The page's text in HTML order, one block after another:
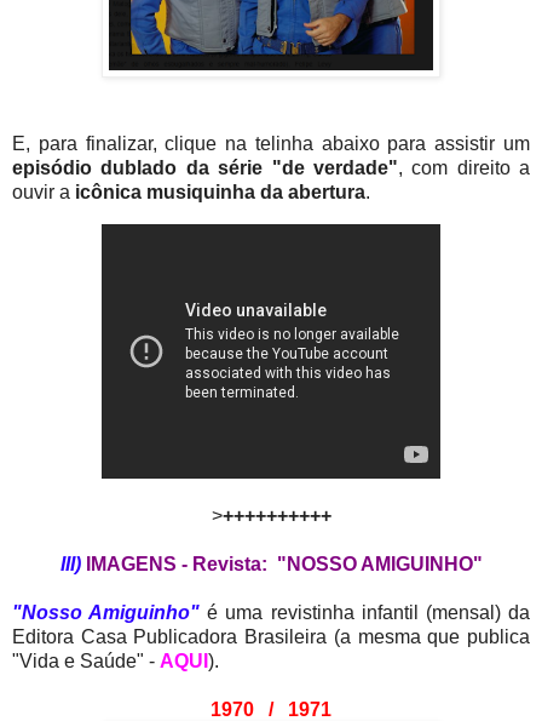
E, para finalizar, clique na telinha abaixo para assistir um
episódio dublado da série "de verdade", com direito a
ouvir a icônica musiquinha da abertura.
>++++++++++
III) IMAGENS - Revista: "NOSSO AMIGUINHO"
"Nosso Amiguinho"é uma revistinha infantil (mensal) da
Editora Casa Publicadora Brasileira (a mesma que publica
"Vida e Saúde" - AQUI ).
1970 / 1971